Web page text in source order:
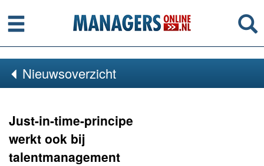
Menu
Nieuwsoverzicht
Just-in-time-principe
werkt ook bij
talentmanagement